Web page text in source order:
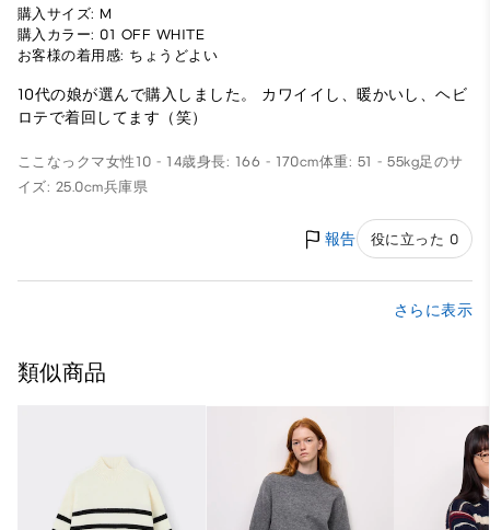
購入サイズ: M
購入カラー: 01 OFF WHITE
お客様の着用感: ちょうどよい
10代の娘が選んで購入しました。 カワイイし、暖かいし、ヘビ
ロテで着回してます（笑）
ここなっクマ女性 10 - 14歳身長: 166 - 170cm体重: 51 - 55kg足のサ
イズ: 25.0cm兵庫県
報告 役に立った 0
さらに表示
類似商品